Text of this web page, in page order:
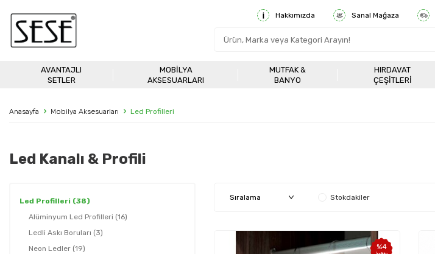
Hakkımızda Sanal Mağaza
AVANTAJLI
SETLER
MOBILYA
AKSESUARLARI
MUTFAK &
BANYO
HIRDAVAT
ÇEŞITLERI
Anasayfa Mobilya Aksesuarları Led Profilleri
Led Kanalı & Profili
Led Profilleri (38)
Alüminyum Led Profilleri (16)
Ledli Askı Boruları (3)
Neon Ledler (19)
Stokdakiler
%4